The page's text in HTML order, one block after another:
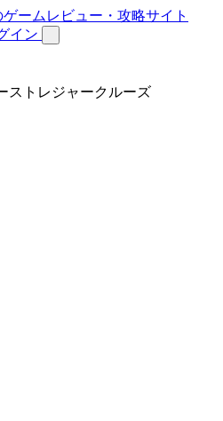
イン
ストレジャークルーズ